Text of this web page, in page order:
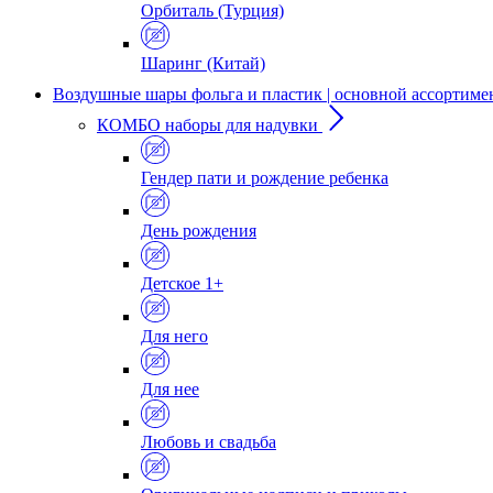
Орбиталь (Турция)
Шаринг (Китай)
Воздушные шары фольга и пластик | основной
КОМБО наборы для надувки
Гендер пати и рождение ребенка
День рождения
Детское 1+
Для него
Для нее
Любовь и свадьба